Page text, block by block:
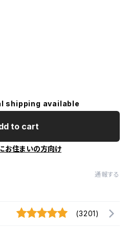
shipping available
to cart
お住まいの方向け
通報する
(3201)